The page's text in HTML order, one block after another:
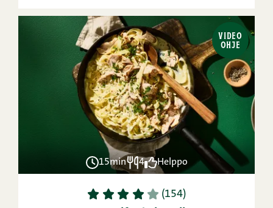
VIDEO
OHJE
15min 4 Helppo
1 2 3 4 5 (154)